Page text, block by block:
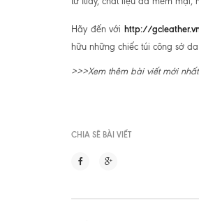
Hãy đến với http://
hữu những chiếc túi công sở
>>>Xem thêm bài viết mới
CHIA SẼ BÀI VIẾT